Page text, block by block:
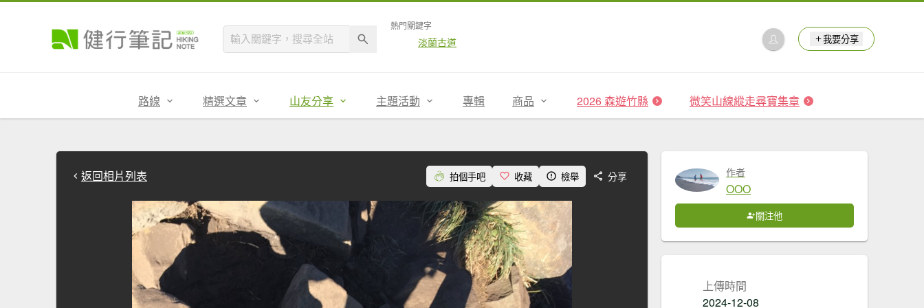
熱門關鍵字
淡蘭古道 我要分享
路線 精選文章 山友分享 主題活動 專輯 商品 2026 森遊竹縣 微笑山線縱走尋寶集章
返回相片列表 拍個手吧 收藏 檢舉 分享 作者
OOO
關注他
上傳時間
2024-12-08